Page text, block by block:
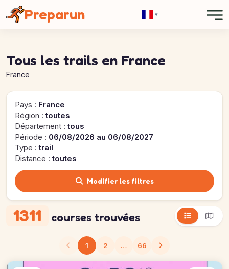
Preparun ▾
Tous les trails en France
France
Pays : France
Région :toutes
Département :tous
Période : 06/08/2026 au 06/08/2027
Type :trail
Distance :toutes
Modifier les filtres
1311 courses trouvées
1 2 … 66
Panneau de gestion des cookies